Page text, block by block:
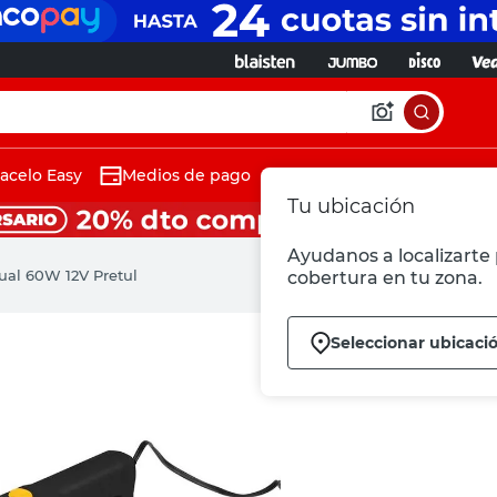
Tu ubicación
Ayudanos a
cobertura en tu zona.
Seleccionar
Easy Medios de pago
60W 12V Pretul